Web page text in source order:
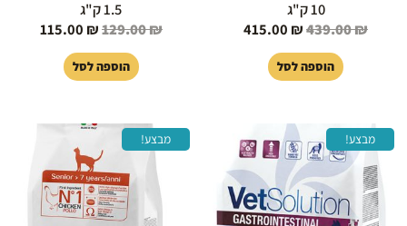
10 ק"ג
439.00₪
415.00 ₪
הוספה לסל
1.5 ק"ג
129.00₪
115.00 ₪
הוספה לסל
מבצע!
המחיר
המקורי
היה:
119.00 ₪.
הנוכחי
הוא:
105.00 ₪.
מבצע!
המחיר
המקורי
היה:
99.00 ₪.
הוא:
85.00 ₪.